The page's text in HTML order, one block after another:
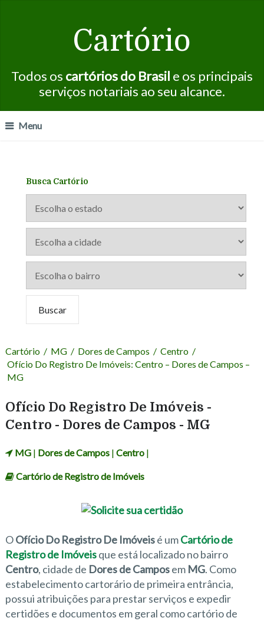
Cartório
Todos os cartórios do Brasil e os principais
serviços notariais ao seu alcance.
Menu
Busca Cartório
Cartório / MG / Dores de Campos / Centro /
Ofício Do Registro De Imóveis: Centro – Dores de Campos –
MG
Ofício Do Registro De Imóveis -
Centro - Dores de Campos - MG
MG| Dores de Campos| Centro|
Cartório de Registro de Imóveis
OOfício Do Registro De Imóveisé umCartório de
Registro de Imóveisque está localizado no bairro
Centro, cidade de Dores de Camposem MG. Como
estabelecimento cartorário de primeira entrância,
possui atribuições para prestar serviços e expedir
certidões e documentos em geral como cartório de